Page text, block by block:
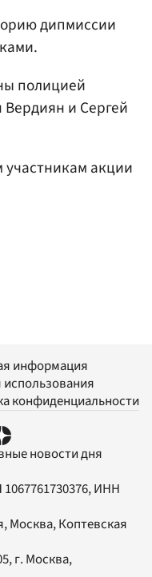
дипмиссии
полицией
и Сергей
участникам акции
информация
конфиденциальности
новости дня
ИНН
Москва, Коптевская
, г. Москва,